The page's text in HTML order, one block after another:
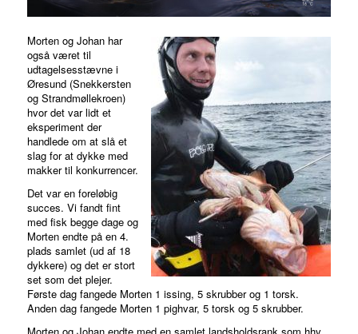
Morten og Johan har
også været til
udtagelsesstævne i
Øresund (Snekkersten
og Strandmøllekroen)
hvor det var lidt et
eksperiment der
handlede om at slå et
slag for at dykke med
makker til konkurrencer.
Det var en foreløbig
succes. Vi fandt fint
med fisk begge dage og
Morten endte på en 4.
plads samlet (ud af 18
dykkere) og det er stort
set som det plejer.
Første dag fangede Morten 1 issing, 5 skrubber og 1 torsk.
Anden dag fangede Morten 1 pighvar, 5 torsk og 5 skrubber.